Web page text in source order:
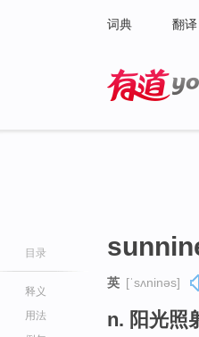
词典 翻译
目录
释义
用法
英 [ˈsʌninəs]
n. 阳光照